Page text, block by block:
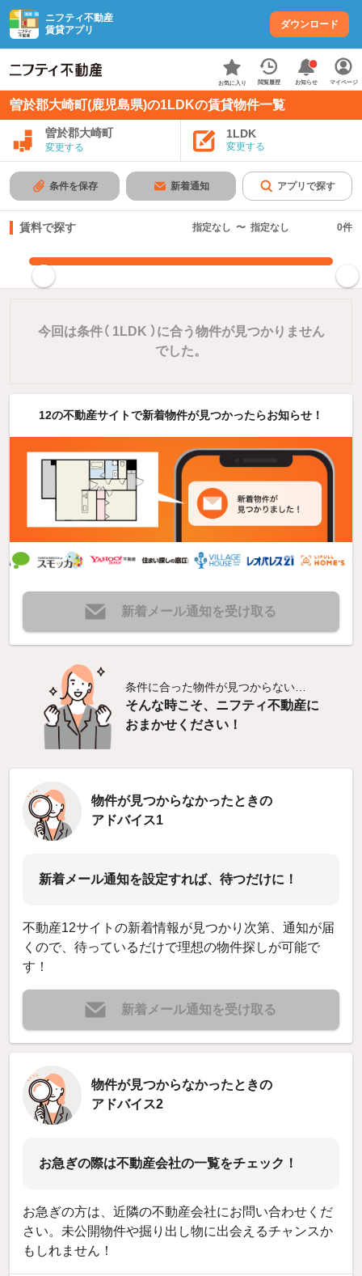
ニフティ不動産
賃貸アプリ
ダウンロード
お気に入り 閲覧履歴 お知らせ マイページ
曽於郡大崎町(鹿児島県)の1LDKの賃貸物件一覧
曽於郡大崎町
変更する
1LDK
変更する
条件を保存 新着通知 アプリで探す
賃料で探す 指定なし 〜 指定なし 0件
今回は条件（ 1LDK ）に合う物件が見つかりません
でした。
12の不動産サイトで新着物件が見つかったらお知らせ！
新着メール通知を受け取る
条件に合った物件が見つからない…
そんな時こそ、ニフティ不動産に
おまかせください！
物件が見つからなかったときの
アドバイス1
新着メール通知を設定すれば、待つだけに！
不動産12サイトの新着情報が見つかり次第、通知が届
くので、待っているだけで理想の物件探しが可能で
す！
新着メール通知を受け取る
物件が見つからなかったときの
アドバイス2
お急ぎの際は不動産会社の一覧をチェック！
お急ぎの方は、近隣の不動産会社にお問い合わせくだ
さい。未公開物件や掘り出し物に出会えるチャンスか
もしれません！